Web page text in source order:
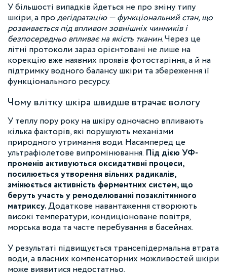
У більшості випадків йдеться не про зміну типу
шкіри, а продегідратацію — функціональний стан, що
розвивається під впливом зовнішніх чинників і
безпосередньо впливає на якість тканин. Через це
літні протоколи зараз орієнтовані не лише на
корекцію вже наявних проявів фотостаріння, а й на
підтримку водного балансу шкіри та збереження її
функціонального ресурсу.
Чому влітку шкіра швидше втрачає вологу
У теплу пору року на шкіру одночасно впливають
кілька факторів, які порушують механізми
природного утримання води. Насамперед це
ультрафіолетове випромінювання. Під дією УФ-
променів активуються оксидативні процеси,
посилюється утворення вільних радикалів,
змінюється активність ферментних систем, що
беруть участь у ремоделюванні позаклітинного
матриксу.Додаткове навантаження створюють
високі температури, кондиціоноване повітря,
морська вода та часте перебування в басейнах.
У результаті підвищується трансепідермальна втрата
води, а власних компенсаторних можливостей шкіри
може виявитися недостатньо.